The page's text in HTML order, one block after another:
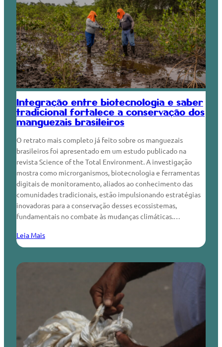
Integração entre biotecnologia e saber
tradicional fortalece a conservação dos
manguezais brasileiros
O retrato mais completo já feito sobre os manguezais
brasileiros foi apresentado em um estudo publicado na
revista Science of the Total Environment. A investigação
mostra como microrganismos, biotecnologia e ferramentas
digitais de monitoramento, aliados ao conhecimento das
comunidades tradicionais, estão impulsionando estratégias
inovadoras para a conservação desses ecossistemas,
fundamentais no combate às mudanças climáticas.…
Leia Mais